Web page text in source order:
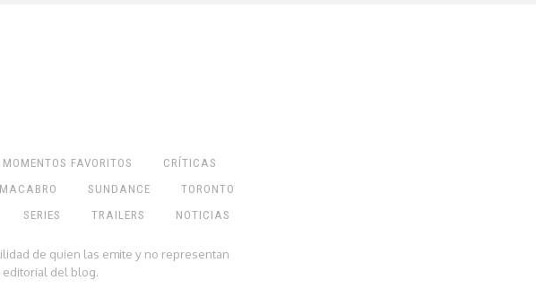
MOMENTOS FAVORITOS
CRÍTICAS
MACABRO SUNDANCE
TORONTO
SERIES TRAILERS NOTICIAS
de quien las emite y no representan
del blog.